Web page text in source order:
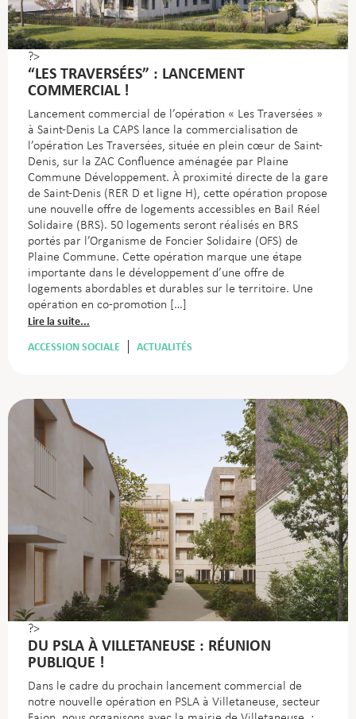
?>
“LES TRAVERSÉES” : LANCEMENT
COMMERCIAL !
Lancement commercial de l’opération « Les Traversées »
à Saint-Denis La CAPS lance la commercialisation de
l’opération Les Traversées, située en plein cœur de Saint-
Denis, sur la ZAC Confluence aménagée par Plaine
Commune Développement. À proximité directe de la gare
de Saint-Denis (RER D et ligne H), cette opération propose
une nouvelle offre de logements accessibles en Bail Réel
Solidaire (BRS). 50 logements seront réalisés en BRS
portés par l’Organisme de Foncier Solidaire (OFS) de
Plaine Commune. Cette opération marque une étape
importante dans le développement d’une offre de
logements abordables et durables sur le territoire. Une
opération en co-promotion […]
Lire la suite...
ACCESSION SOCIALE
ACTUALITÉS
?>
DU PSLA À VILLETANEUSE : RÉUNION
PUBLIQUE !
Dans le cadre du prochain lancement commercial de
notre nouvelle opération en PSLA à Villetaneuse, secteur